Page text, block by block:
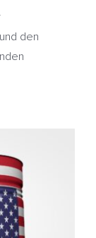
den
steigt auf